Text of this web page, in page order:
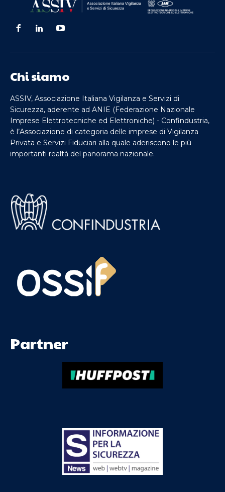
Chi siamo
ASSIV, Associazione Italiana Vigilanza e Servizi di
Sicurezza, aderente ad ANIE (Federazione Nazionale
Imprese Elettrotecniche ed Elettroniche) - Confindustria,
è l’Associazione di categoria delle imprese di Vigilanza
Privata e Servizi Fiduciari alla quale aderiscono le più
importanti realtà del panorama nazionale.
Partner